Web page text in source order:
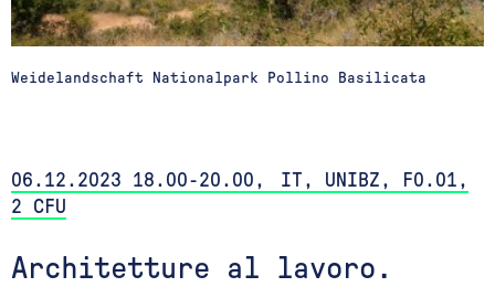
Weidelandschaft Nationalpark Pollino Basilicata
06.12.2023 18.00-20.00, IT, UNIBZ, F0.01,
2 CFU
Architetture al lavoro.